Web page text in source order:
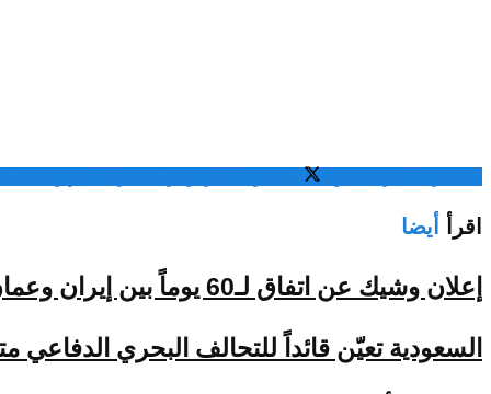
اقرأ أيضا
إعلان وشيك عن اتفاق لـ60 يوماً بين إيران وعمان لفتح هرمز
السعودية تعيّن قائداً للتحالف البحري الدفاعي